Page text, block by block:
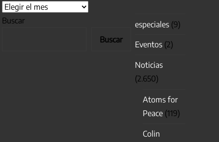
Buscar
Buscar
especiales (9)
Eventos (2)
Noticias
(2.650)
Atoms for
Peace (119)
Colin